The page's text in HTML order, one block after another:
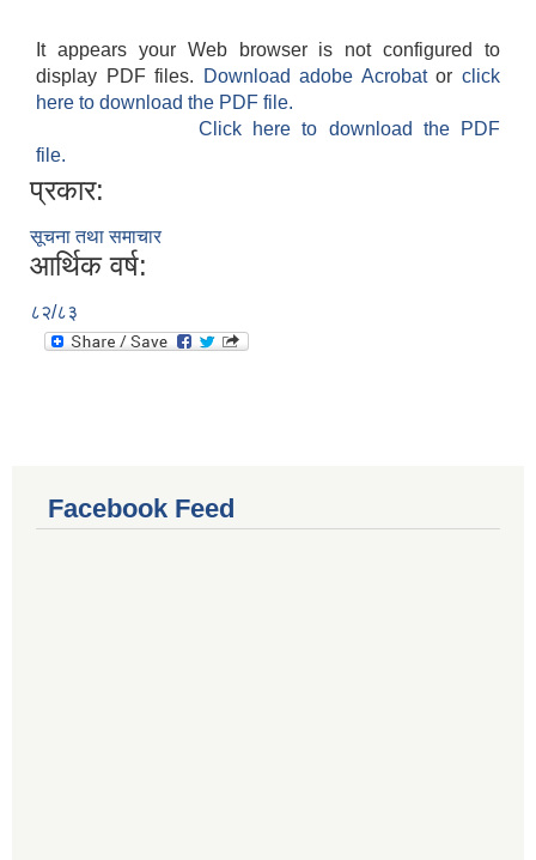
It appears your Web browser is not configured to
display PDF files.
Download adobe Acrobatorclick
here to download the PDF file.
Click here to download the PDF
file.
प्रकार:
सूचना तथा समाचार
आर्थिक वर्ष:
८२/८३
Facebook Feed